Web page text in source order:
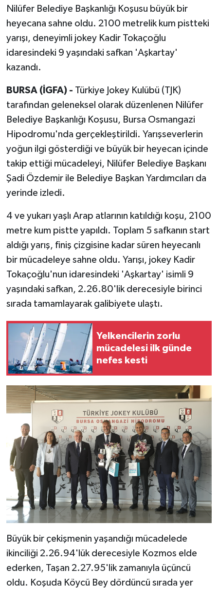
Nilüfer Belediye Başkanlığı Koşusu büyük bir
heyecana sahne oldu. 2100 metrelik kum pistteki
yarışı, deneyimli jokey Kadir Tokaçoğlu
idaresindeki 9 yaşındaki safkan 'Aşkartay'
kazandı.
BURSA (İGFA) - Türkiye Jokey Kulübü (TJK)
tarafından geleneksel olarak düzenlenen Nilüfer
Belediye Başkanlığı Koşusu, Bursa Osmangazi
Hipodromu'nda gerçekleştirildi. Yarışseverlerin
yoğun ilgi gösterdiği ve büyük bir heyecan içinde
takip ettiği mücadeleyi, Nilüfer Belediye Başkanı
Şadi Özdemir ile Belediye Başkan Yardımcıları da
yerinde izledi.
4 ve yukarı yaşlı Arap atlarının katıldığı koşu, 2100
metre kum pistte yapıldı. Toplam 5 safkanın start
aldığı yarış, finiş çizgisine kadar süren heyecanlı
bir mücadeleye sahne oldu. Yarışı, jokey Kadir
Tokaçoğlu'nun idaresindeki 'Aşkartay' isimli 9
yaşındaki safkan, 2.26.80'lik derecesiyle birinci
sırada tamamlayarak galibiyete ulaştı.
Yelkencilerin zorlu
mücadelesi ilk günde
nefes kesti
Büyük bir çekişmenin yaşandığı mücadelede
ikinciliği 2.26.94'lük derecesiyle Kozmos elde
ederken, Taşan 2.27.95'lik zamanıyla üçüncü
oldu. Koşuda Köycü Bey dördüncü sırada yer